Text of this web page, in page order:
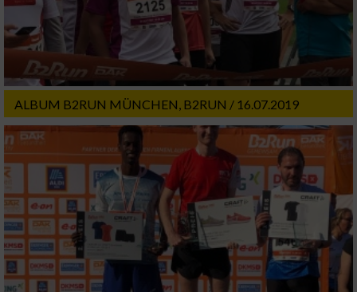
ALBUM B2RUN MÜNCHEN, B2RUN / 16.07.2019
Werbung